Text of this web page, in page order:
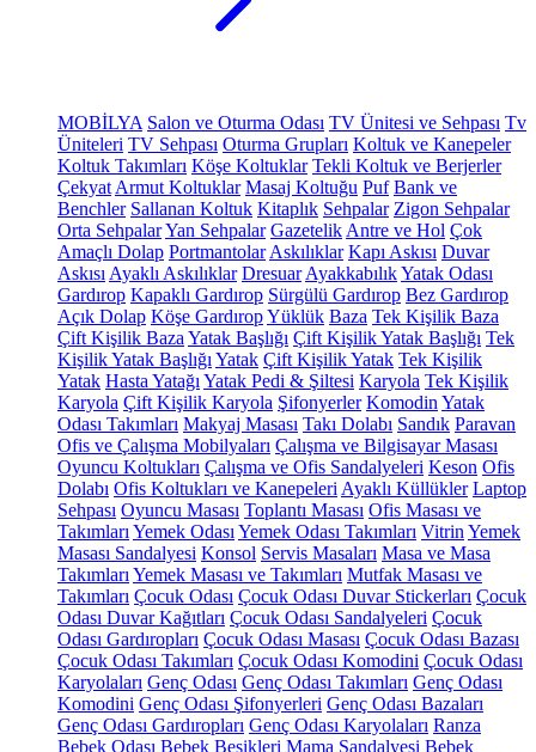
MOBİLYA Salon ve Oturma Odası TV Ünitesi ve Sehpası Tv
Üniteleri TV Sehpası Oturma Grupları Koltuk ve Kanepeler
Koltuk Takımları Köşe Koltuklar Tekli Koltuk ve Berjerler
Çekyat Armut Koltuklar Masaj Koltuğu Puf Bank ve
Benchler Sallanan Koltuk Kitaplık Sehpalar Zigon Sehpalar
Orta SehpalarYan Sehpalar Gazetelik Antre ve Hol Çok
Amaçlı Dolap Portmantolar Askılıklar Kapı Askısı Duvar
Askısı Ayaklı Askılıklar Dresuar AyakkabılıkYatak Odası
Gardırop Kapaklı Gardırop Sürgülü Gardırop Bez Gardırop
Açık Dolap Köşe GardıropYüklük Baza Tek Kişilik Baza
Çift Kişilik Baza Yatak Başlığı Çift Kişilik Yatak Başlığı Tek
Kişilik Yatak Başlığı Yatak Çift Kişilik Yatak Tek Kişilik
Yatak Hasta Yatağı Yatak Pedi & Şiltesi Karyola Tek Kişilik
Karyola Çift Kişilik Karyola Şifonyerler Komodin Yatak
Odası Takımları Makyaj Masası Takı Dolabı Sandık Paravan
Ofis ve Çalışma Mobilyaları Çalışma ve Bilgisayar Masası
Oyuncu Koltukları Çalışma ve Ofis Sandalyeleri Keson Ofis
Dolabı Ofis Koltukları ve Kanepeleri Ayaklı Küllükler Laptop
Sehpası Oyuncu Masası Toplantı Masası Ofis Masası ve
Takımları Yemek Odası Yemek Odası Takımları Vitrin Yemek
Masası Sandalyesi Konsol Servis Masaları Masa ve Masa
Takımları Yemek Masası ve Takımları Mutfak Masası ve
Takımları Çocuk Odası Çocuk Odası Duvar Stickerları Çocuk
Odası Duvar Kağıtları Çocuk Odası Sandalyeleri Çocuk
Odası Gardıropları Çocuk Odası Masası Çocuk Odası Bazası
Çocuk Odası Takımları Çocuk Odası Komodini Çocuk Odası
Karyolaları Genç Odası Genç Odası Takımları Genç Odası
Komodini Genç Odası Şifonyerleri Genç Odası Bazaları
Genç Odası Gardıropları Genç Odası Karyolaları Ranza
Bebek Odası Bebek Beşikleri Mama Sandalyesi Bebek